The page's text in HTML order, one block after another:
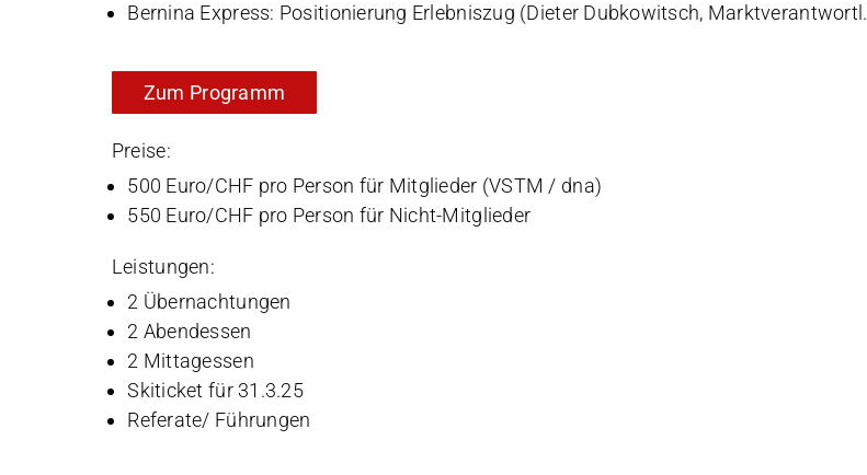
Bernina Express: Positionierung Erlebniszug (Dieter Dubkowitsch, Marktverantwortl.
Zum Programm
Preise:
500 Euro/CHF pro Person für Mitglieder (VSTM / dna)
550 Euro/CHF pro Person für Nicht-Mitglieder
Leistungen:
2 Übernachtungen
2 Abendessen
2 Mittagessen
Skiticket für 31.3.25
Referate/ Führungen